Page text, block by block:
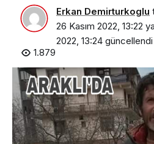
Erkan Demirturkoglu
26 Kasım 2022, 13:22
2022, 13:24 güncellendi
1.879